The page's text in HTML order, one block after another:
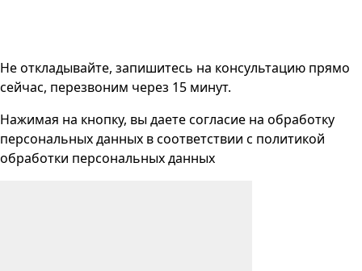
Не откладывайте, запишитесь на консультацию прямо
сейчас, перезвоним через 15 минут.
Нажимая на кнопку, вы даете согласие на обработку
персональных данных в соответствии с политикой
обработки персональных данных